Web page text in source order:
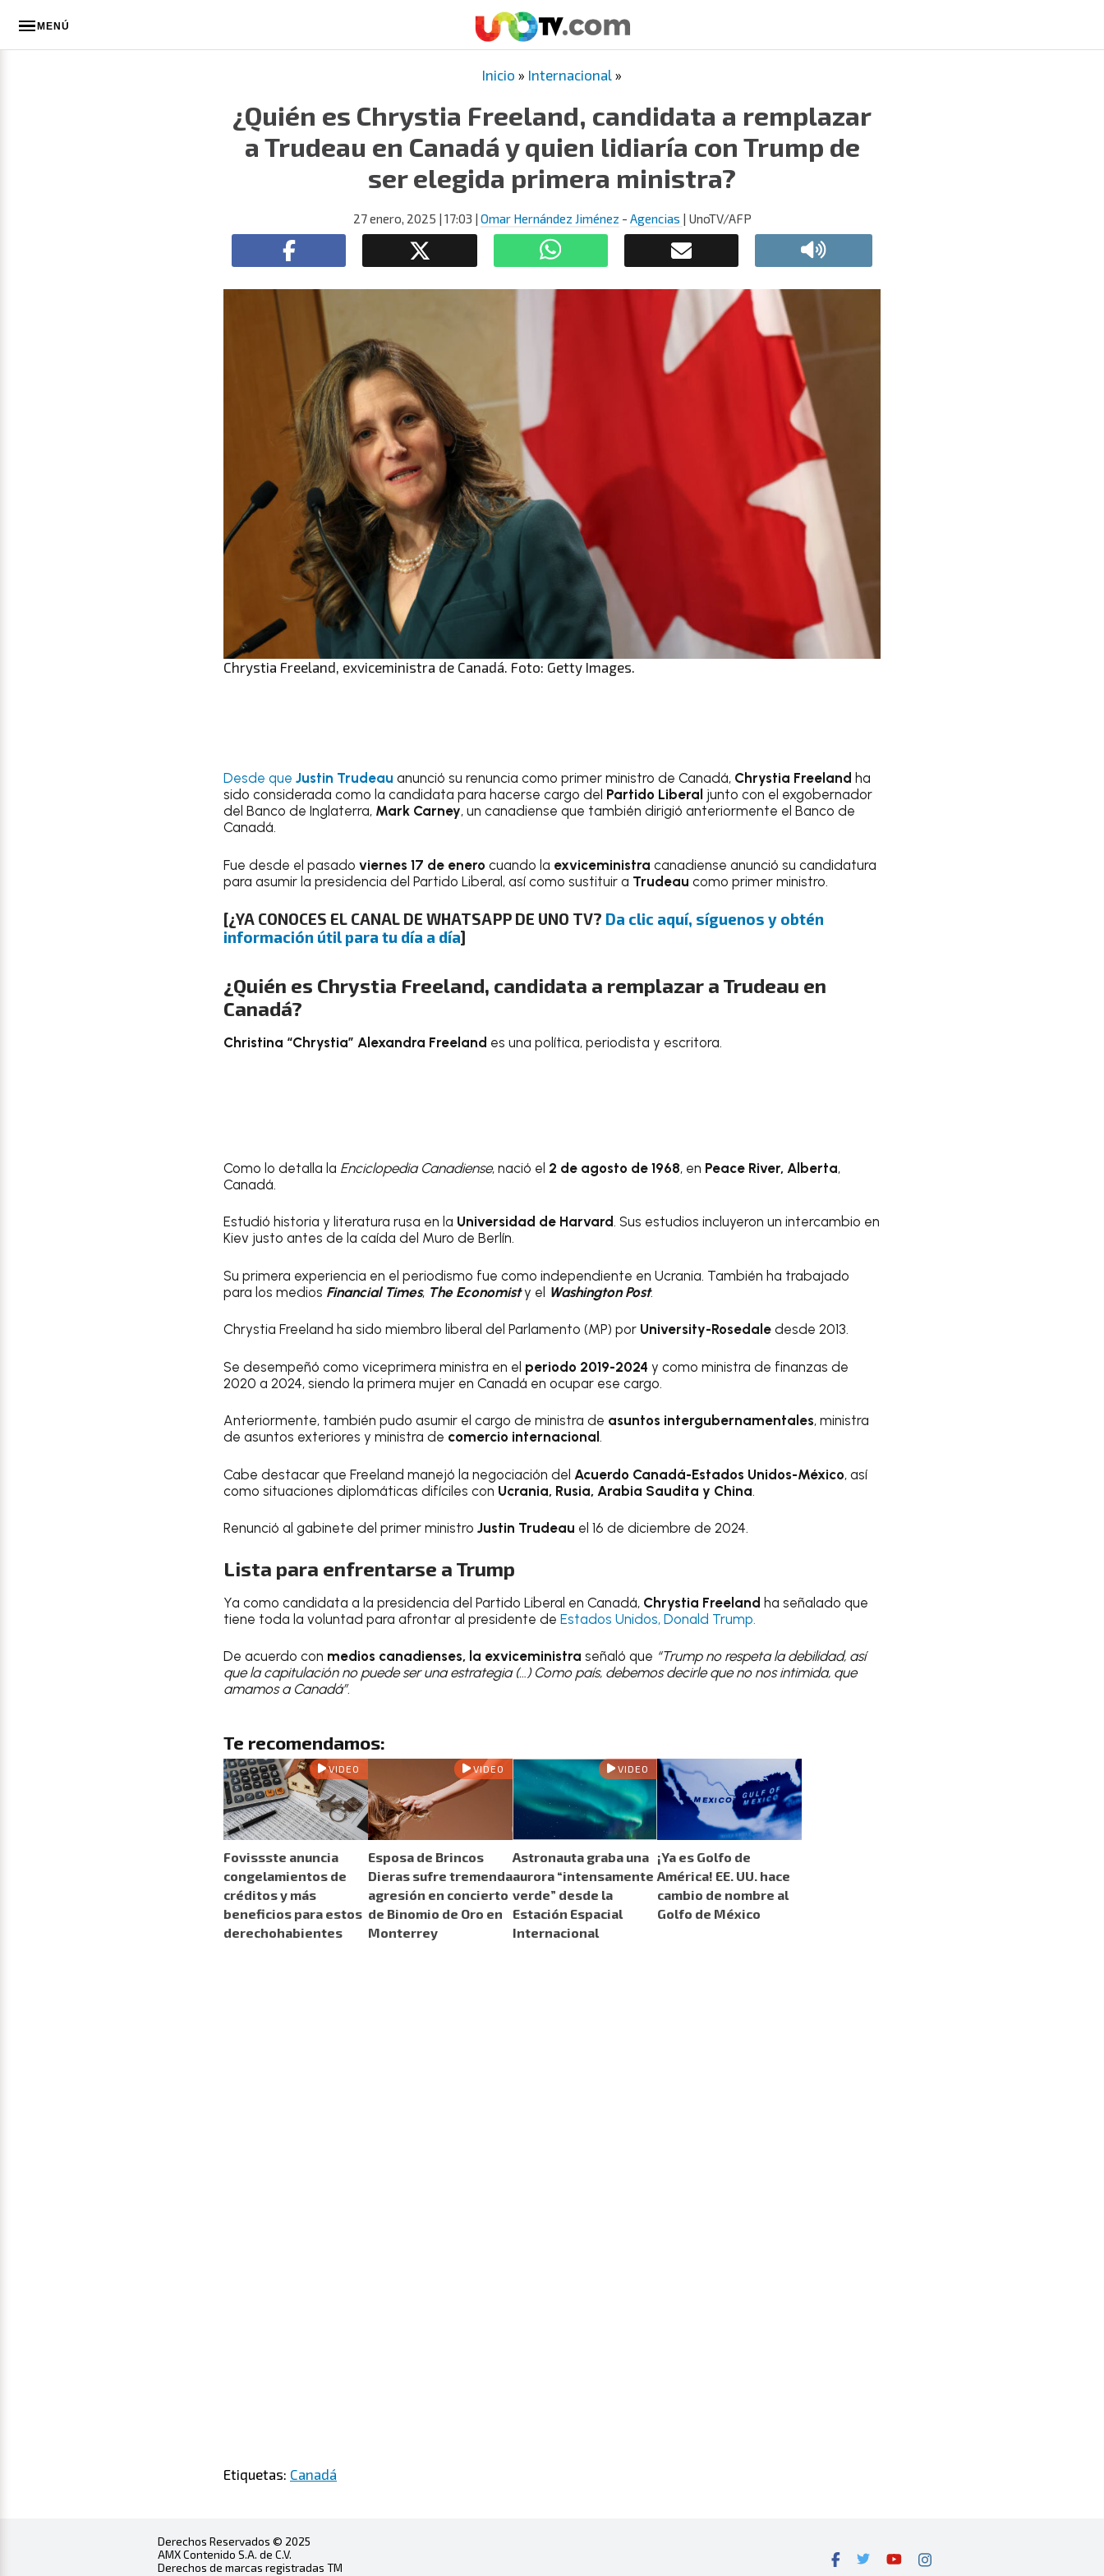
MENÚ
Inicio » Internacional »
¿Quién es Chrystia Freeland, candidata a remplazar
a Trudeau en Canadá y quien lidiaría con Trump de
ser elegida primera ministra?
27 enero, 2025 | 17:03 | Omar Hernández Jiménez - Agencias | UnoTV/AFP
Chrystia Freeland, exviceministra de Canadá. Foto: Getty Images.
Desde que Justin Trudeau anunció su renuncia como primer ministro de Canadá, Chrystia Freeland ha
sido considerada como la candidata para hacerse cargo del Partido Liberal junto con el exgobernador
del Banco de Inglaterra, Mark Carney, un canadiense que también dirigió anteriormente el Banco de
Canadá.
Fue desde el pasado viernes 17 de enero cuando la exviceministra canadiense anunció su candidatura
para asumir la presidencia del Partido Liberal, así como sustituir a Trudeau como primer ministro.
[¿YA CONOCES EL CANAL DE WHATSAPP DE UNO TV? Da clic aquí, síguenos y obtén
información útil para tu día a día]
¿Quién es Chrystia Freeland, candidata a remplazar a Trudeau en
Canadá?
Christina “Chrystia” Alexandra Freeland es una política, periodista y escritora.
Como lo detalla la Enciclopedia Canadiense, nació el 2 de agosto de 1968, en Peace River, Alberta,
Canadá.
Estudió historia y literatura rusa en la Universidad de Harvard. Sus estudios incluyeron un intercambio en
Kiev justo antes de la caída del Muro de Berlín.
Su primera experiencia en el periodismo fue como independiente en Ucrania. También ha trabajado
para los medios Financial Times, The Economisty el Washington Post.
Chrystia Freeland ha sido miembro liberal del Parlamento (MP) por University-Rosedale desde 2013.
Se desempeñó como viceprimera ministra en el periodo 2019-2024 y como ministra de finanzas de
2020 a 2024, siendo la primera mujer en Canadá en ocupar ese cargo.
Anteriormente, también pudo asumir el cargo de ministra de asuntos intergubernamentales, ministra
de asuntos exteriores y ministra de comercio internacional .
Cabe destacar que Freeland manejó la negociación del Acuerdo Canadá-Estados Unidos-México, así
como situaciones diplomáticas difíciles con Ucrania, Rusia, Arabia Saudita y China.
Renunció al gabinete del primer ministro Justin Trudeau el 16 de diciembre de 2024.
Lista para enfrentarse a Trump
Ya como candidata a la presidencia del Partido Liberal en Canadá, Chrystia Freeland ha señalado que
tiene toda la voluntad para afrontar al presidente de Estados Unidos, Donald Trump.
De acuerdo con medios canadienses, la exviceministra señaló que “Trump no respeta la debilidad, así
que la capitulación no puede ser una estrategia (…) Como país, debemos decirle que no nos intimida, que
amamos a Canadá”.
Te recomendamos:
VIDEO
Fovissste anuncia
congelamientos de
créditos y más
beneficios para estos
derechohabientes
VIDEO
Esposa de Brincos
Dieras sufre tremenda
agresión en concierto
de Binomio de Oro en
Monterrey
VIDEO
Astronauta graba una
aurora “intensamente
verde” desde la
Estación Espacial
Internacional
¡Ya es Golfo de
América! EE. UU. hace
cambio de nombre al
Golfo de México
Etiquetas: Canadá
Derechos Reservados © 2025
AMX Contenido S.A. de C.V.
Derechos de marcas registradas TM